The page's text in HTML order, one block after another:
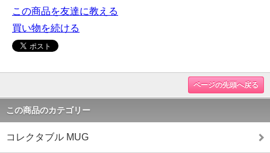
この商品を友達に教える
買い物を続ける
ページの先頭へ戻る
この商品のカテゴリー
コレクタブル MUG